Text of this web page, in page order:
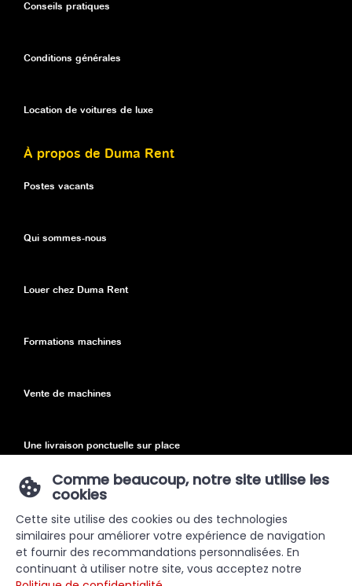
Conseils pratiques
Conditions générales
Location de voitures de luxe
À propos de Duma Rent
Postes vacants
Qui sommes-nous
Louer chez Duma Rent
Formations machines
Vente de machines
Une livraison ponctuelle sur place
Sitemap
Comme beaucoup, notre site utilise les
cookies
Cette site utilise des cookies ou des technologies
similaires pour améliorer votre expérience de navigation
et fournir des recommandations personnalisées. En
continuant à utiliser notre site, vous acceptez notre